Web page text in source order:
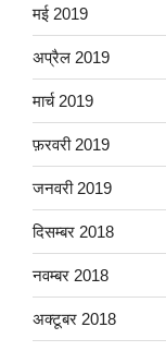
मई 2019
अप्रैल 2019
मार्च 2019
फ़रवरी 2019
जनवरी 2019
दिसम्बर 2018
नवम्बर 2018
अक्टूबर 2018